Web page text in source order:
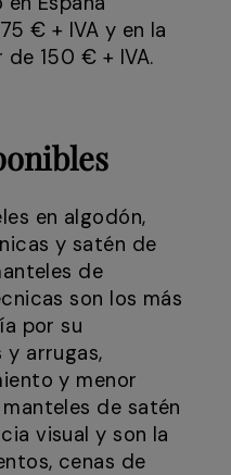
€ + IVA y en la
150 € + IVA.
en algodón,
y satén de
de
son los más
por su
y arrugas,
y menor
de satén
visual y son la
cenas de